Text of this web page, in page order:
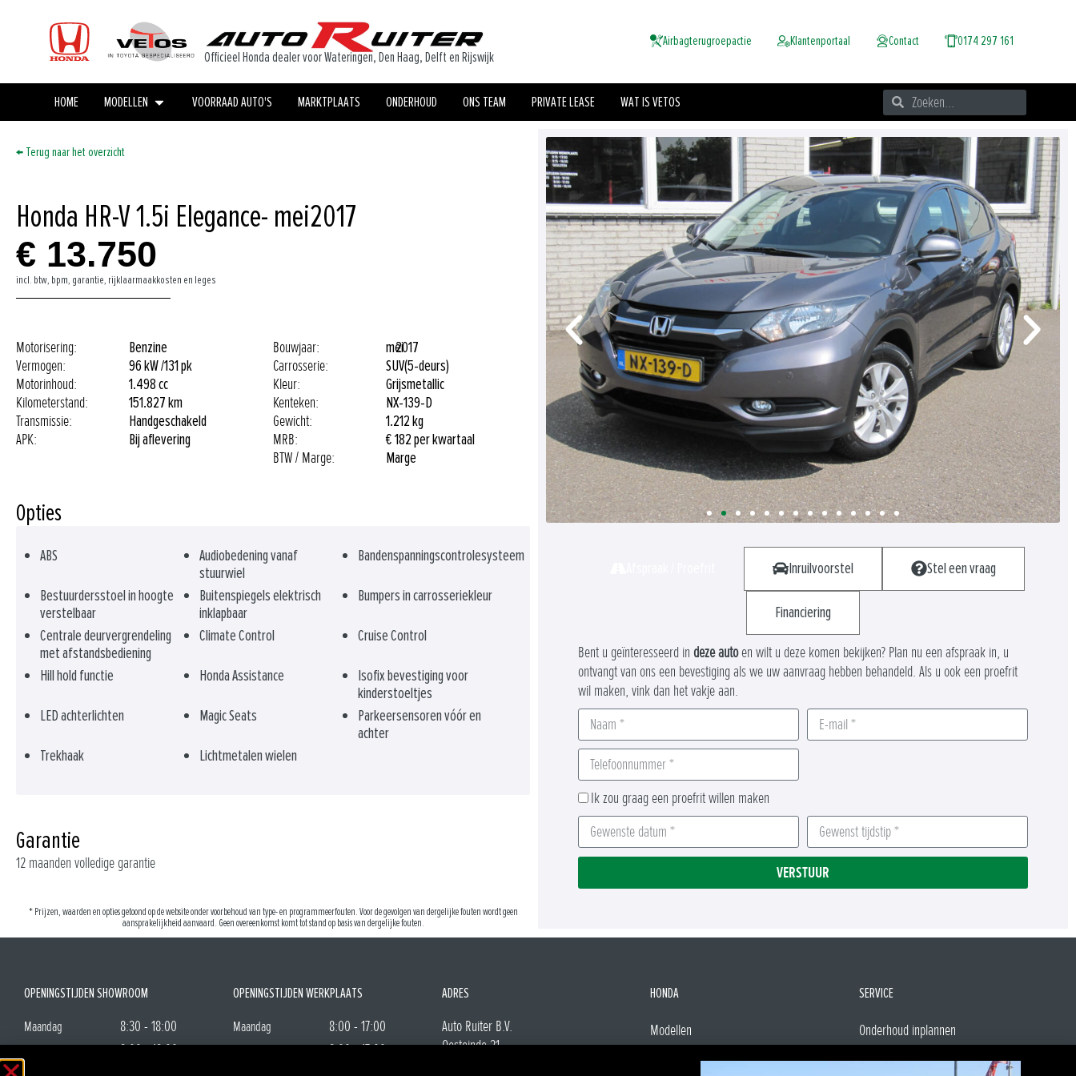
Officieel Honda dealer voor Wateringen, Den Haag, Delft en Rijswijk
Airbagterugroepactie Klantenportaal Contact 0174 297 161
HOME MODELLEN VOORRAAD AUTO'S MARKTPLAATS ONDERHOUD ONS TEAM PRIVATE LEASE WAT IS VETOS
← Terug naar het overzicht
Honda HR-V 1.5i Elegance- mei2017
€ 13.750
incl. btw, bpm, garantie, rijklaarmaakkosten en leges
Motorisering:
Benzine
Vermogen:
96 kW /131 pk
Motorinhoud:
1.498 cc
Kilometerstand:
151.827 km
Transmissie:
Handgeschakeld
APK:
Bij aflevering
Bouwjaar: mei2017
Carrosserie:
SUV(5-deurs)
Kleur:
Grijsmetallic
Kenteken:
NX-139-D
Gewicht:
1.212 kg
MRB:
€ 182 per kwartaal
BTW / Marge:
Marge
Opties
ABS
Audiobedening vanaf
stuurwiel
Bandenspanningscontrolesysteem
Bestuurdersstoel in hoogte
verstelbaar
Buitenspiegels elektrisch
inklapbaar
Bumpers in carrosseriekleur
Centrale deurvergrendeling
met afstandsbediening
Climate Control Cruise Control
Hill hold functie Honda Assistance
Isofix bevestiging voor
kinderstoeltjes
LED achterlichten
Magic Seats
Parkeersensoren vóór en
achter
Trekhaak
Lichtmetalen wielen
Garantie
12 maanden volledige garantie
* Prijzen, waarden en opties getoond op de website onder voorbehoud van type- en programmeerfouten. Voor de gevolgen van dergelijke fouten wordt geen
aansprakelijkheid aanvaard. Geen overeenkomst komt tot stand op basis van dergelijke fouten.
Inruilvoorstel Stel een vraag
Financiering
Bent u geïnteresseerd in deze autoen wilt u deze komen bekijken? Plan nu een afspraak in, u
ontvangt van ons een bevestiging als we uw aanvraag hebben behandeld. Als u ook een proefrit
wil maken, vink dan het vakje aan.
Ik zou graag een proefrit willen maken
VERSTUUR
OPENINGSTIJDEN SHOWROOM OPENINGSTIJDEN WERKPLAATS ADRES HONDA
SERVICE
Maandag
8:30 - 18:00
Dinsdag 8:00 - 18:00
Maandag 8:00 - 17:00
Dinsdag 8:00 - 17:00
Auto Ruiter B.V.
Oosteinde 21
Modellen
Onderhoud inplannen
Ons Team